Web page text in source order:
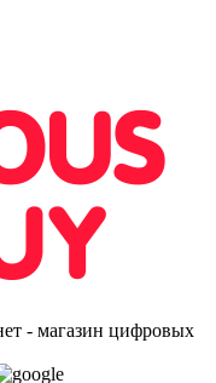
- магазин цифровых